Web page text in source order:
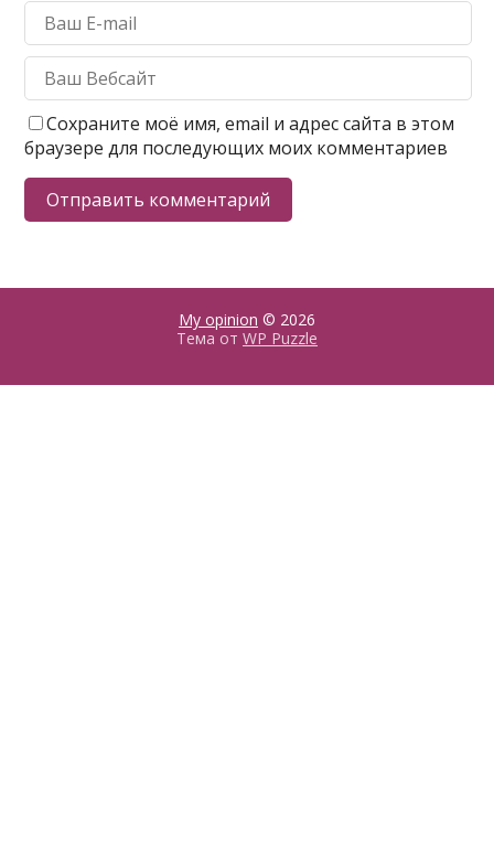
Сохраните моё имя, email и адрес сайта в этом
браузере для последующих моих комментариев
My opinion © 2026
Тема от WP Puzzle